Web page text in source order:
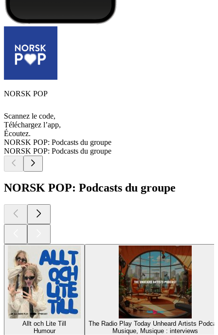
NORSK POP
Scannez le code,
Téléchargez l’app,
Écoutez.
NORSK POP: Podcasts du groupe
NORSK POP: Podcasts du groupe
NORSK POP: Podcasts du groupe
Allt och Lite Till
Humour
The Radio Play Today Unheard Artists
Musique, Musique : interviews